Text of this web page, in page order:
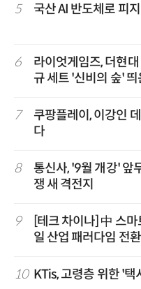
5 국산 AI 반도체로 피
6
라이엇게임즈, 더현
규 세트 '신비의 숲' 띄
7
쿠팡플레이, 이강인
다
8
통신사, '9월 개강' 앞
쟁 새 격전지
9
[테크 차이나] 中 스
일 산업 패러다임 전
10 KTis, 고령층 위한 '택